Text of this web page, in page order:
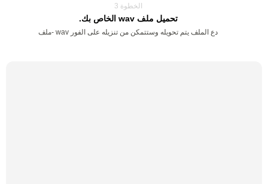
الخطوة 3
تحميل ملف wav الخاص بك.
دع الملف يتم تحويله وستتمكن من تنزيله على الفور wav -ملف